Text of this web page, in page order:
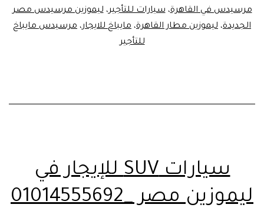
مرسيدس في القاهرة،سيارات للتأجير،ليموزين مرسيدس مصر
الجديدة، ليموزين مطار القاهرة، مايباخ للايجار، مرسيدس مايباخ
للتأجير
سيارات SUV للإيجار في
ليموزين مصر _01014555692